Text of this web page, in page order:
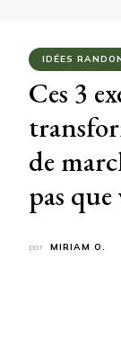
IDÉES
Ces 3
de
pas que
par MIRIAM O.